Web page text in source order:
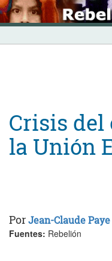
Skip
to
content
INICIO
Crisis del
la Unión
PorJean-Claude Paye
Fuentes: Rebelión